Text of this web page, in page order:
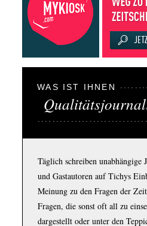
WAS IST IHNEN
Täglich schreiben unabhängige
und Gastautoren auf Tichys
Meinung zu den Fragen der
Fragen, die sonst oft all zu
dargestellt oder unter den